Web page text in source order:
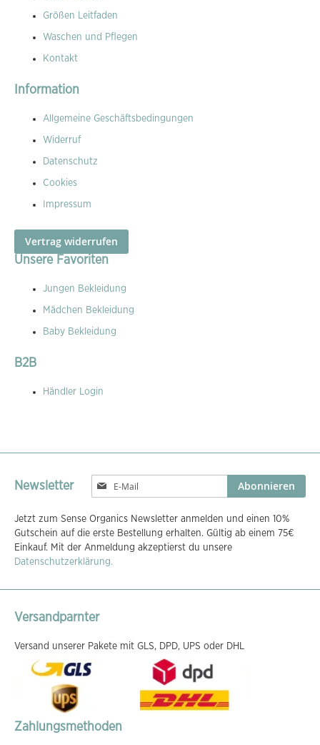
Größen Leitfaden
Waschen und Pflegen
Kontakt
Information
Allgemeine Geschäftsbedingungen
Widerruf
Datenschutz
Cookies
Impressum
Vertrag widerrufen
Unsere Favoriten
Jungen Bekleidung
Mädchen Bekleidung
Baby Bekleidung
B2B
Händler Login
Newsletter
Melden
Sie
für
unseren
Newsletter
an:
Abonnieren
Jetzt zum Sense Organics Newsletter anmelden und einen 10%
Gutschein auf die erste Bestellung erhalten. Gültig ab einem 75€
Einkauf. Mit der Anmeldung akzeptierst du unsere
Datenschutzerklärung.
Versandparnter
Versand unserer Pakete mit GLS, DPD, UPS oder DHL
Zahlungsmethoden